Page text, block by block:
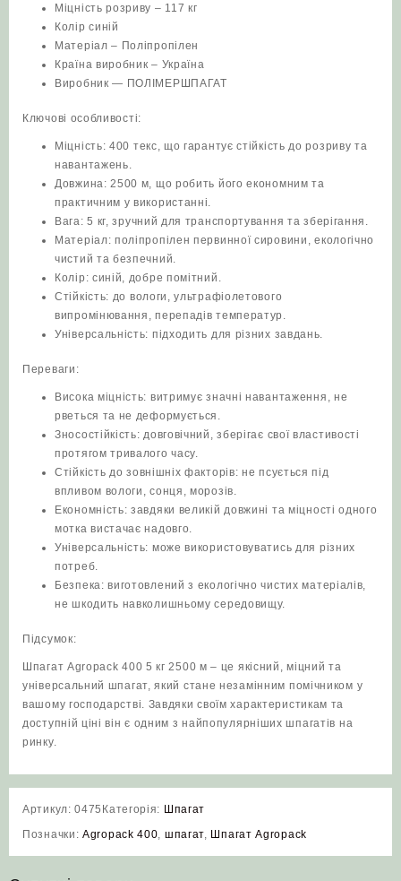
Міцність розриву – 117 кг
Колір синій
Матеріал – Поліпропілен
Країна виробник – Україна
Виробник — ПОЛІМЕРШПАГАТ
Ключові особливості:
Міцність: 400 текс, що гарантує стійкість до розриву та
навантажень.
Довжина: 2500 м, що робить його економним та
практичним у використанні.
Вага: 5 кг, зручний для транспортування та зберігання.
Матеріал: поліпропілен первинної сировини, екологічно
чистий та безпечний.
Колір: синій, добре помітний.
Стійкість: до вологи, ультрафіолетового
випромінювання, перепадів температур.
Універсальність: підходить для різних завдань.
Переваги:
Висока міцність: витримує значні навантаження, не
рветься та не деформується.
Зносостійкість: довговічний, зберігає свої властивості
протягом тривалого часу.
Стійкість до зовнішніх факторів: не псується під
впливом вологи, сонця, морозів.
Економність: завдяки великій довжині та міцності одного
мотка вистачає надовго.
Універсальність: може використовуватись для різних
потреб.
Безпека: виготовлений з екологічно чистих матеріалів,
не шкодить навколишньому середовищу.
Підсумок:
Шпагат Agropack 400 5 кг 2500 м – це якісний, міцний та
універсальний шпагат, який стане незамінним помічником у
вашому господарстві. Завдяки своїм характеристикам та
доступній ціні він є одним з найпопулярніших шпагатів на
ринку.
Артикул:0475 Категорія: Шпагат
Позначки: Agropack 400 шпагат Шпагат Agropack